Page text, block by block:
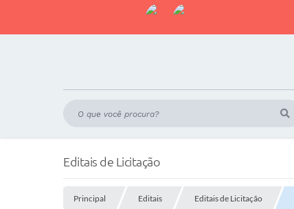
Editais de Licitação
Principal Editais Editais de Licitação